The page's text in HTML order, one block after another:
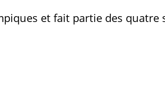
et fait partie des